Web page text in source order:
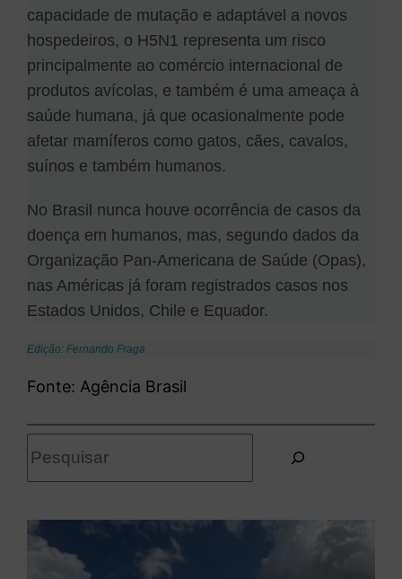
capacidade de mutação e adaptável a novos
hospedeiros, o H5N1 representa um risco
principalmente ao comércio internacional de
produtos avícolas, e também é uma ameaça à
saúde humana, já que ocasionalmente pode
afetar mamíferos como gatos, cães, cavalos,
suínos e também humanos.
No Brasil nunca houve ocorrência de casos da
doença em humanos, mas, segundo dados da
Organização Pan-Americana de Saúde (Opas),
nas Américas já foram registrados casos nos
Estados Unidos, Chile e Equador.
Edição: Fernando Fraga
Fonte: Agência Brasil
q